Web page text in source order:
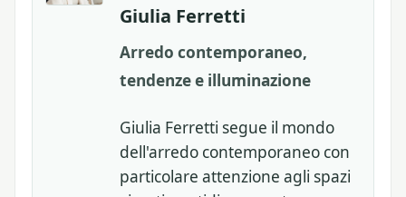
Giulia Ferretti
Arredo contemporaneo,
tendenze e illuminazione
Giulia Ferretti segue il mondo
dell'arredo contemporaneo con
particolare attenzione agli spazi